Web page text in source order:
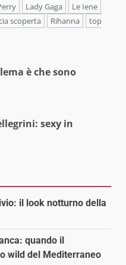
Lady Gaga
Le Iene
scoperta Rihanna
top
è che sono
sexy in
il look notturno della
quando il
wild del Mediterraneo